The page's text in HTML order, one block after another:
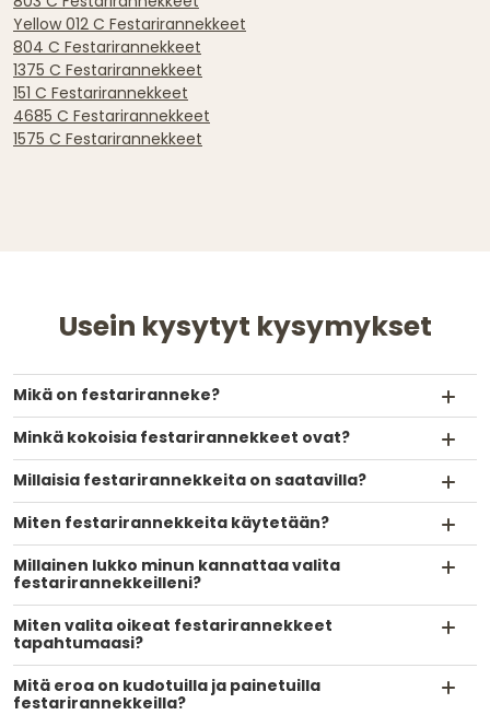
Yellow 012 C Festarirannekkeet
804 C Festarirannekkeet
1375 C Festarirannekkeet
151 C Festarirannekkeet
4685 C Festarirannekkeet
1575 C Festarirannekkeet
Usein kysytyt kysymykset
Mikä on festariranneke?
Minkä kokoisia festarirannekkeet ovat?
Millaisia festarirannekkeita on saatavilla?
Miten festarirannekkeita käytetään?
Millainen lukko minun kannattaa valita
festarirannekkeilleni?
Miten valita oikeat festarirannekkeet
tapahtumaasi?
Mitä eroa on kudotuilla ja painetuilla
festarirannekkeilla?